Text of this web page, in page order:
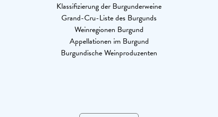
Klassifizierung der Burgunderweine
Grand-Cru-Liste des Burgunds
Weinregionen Burgund
Appellationen im Burgund
Burgundische Weinproduzenten